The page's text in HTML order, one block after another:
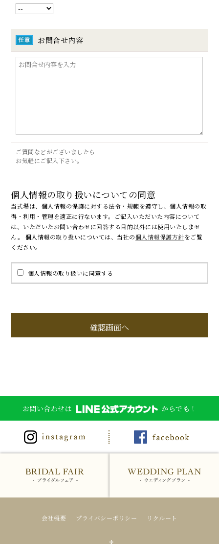
お問合せ内容
ご質問などがございましたら
お気軽にご記入下さい。
個人情報の取り扱いについての同意
当式場は、個人情報の保護に対する法令・規範を遵守し、個人情報の取
得・利用・管理を適正に行ないます。ご記入いただいた内容について
は、いただいたお問い合わせに回答する目的以外には使用いたしませ
ん。 個人情報の取り扱いについては、当社の個人情報保護方針をご覧
ください。
個人情報の取り扱いに同意する
お問い合わせは からでも！
会社概要 プライバシーポリシー リクルート